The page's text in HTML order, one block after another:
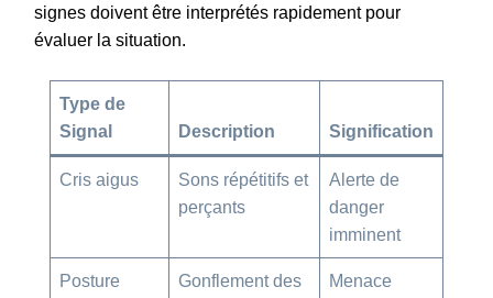
signes doivent être interprétés rapidement pour
évaluer la situation.
Type de
Signal
Description Signification
Cris aigus
Sons répétitifs et
perçants
Alerte de
danger
imminent
Posture
Gonflement des
Menace